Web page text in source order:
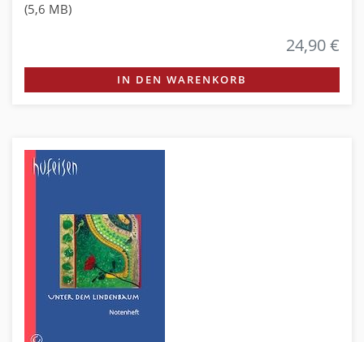
(5,6 MB)
24,90 €
IN DEN WARENKORB